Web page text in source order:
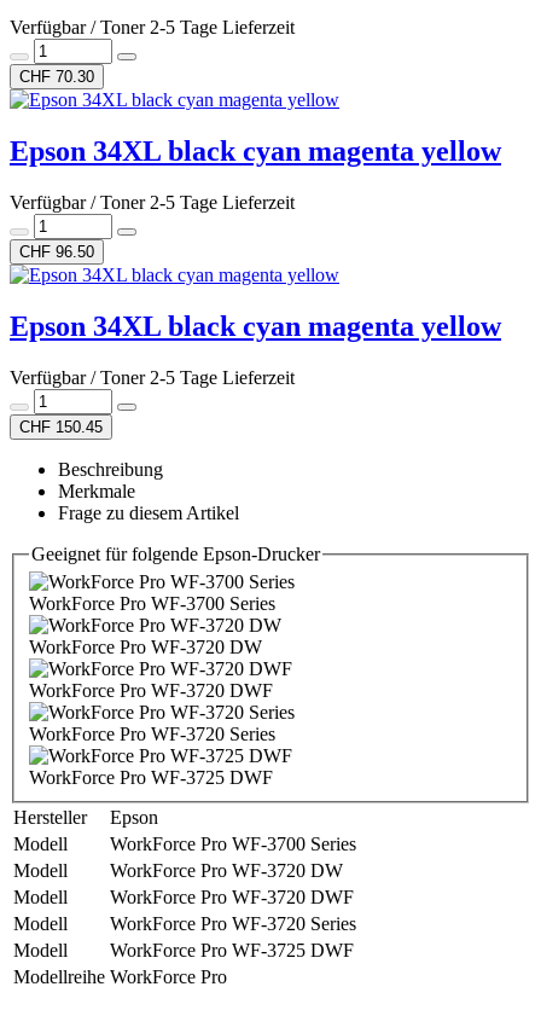
Verfügbar / Toner 2-5 Tage Lieferzeit
CHF 70.30
Epson 34XL black cyan magenta yellow
Verfügbar / Toner 2-5 Tage Lieferzeit
CHF 96.50
Epson 34XL black cyan magenta yellow
Verfügbar / Toner 2-5 Tage Lieferzeit
CHF 150.45
Beschreibung
Merkmale
Frage zu diesem Artikel
Geeignet für folgende Epson-Drucker
WorkForce Pro WF-3700 Series
WorkForce Pro WF-3720 DW
WorkForce Pro WF-3720 DWF
WorkForce Pro WF-3720 Series
WorkForce Pro WF-3725 DWF
Hersteller
Epson
Modell
WorkForce Pro WF-3700 Series
Modell
WorkForce Pro WF-3720 DW
Modell
WorkForce Pro WF-3720 DWF
Modell
WorkForce Pro WF-3720 Series
Modell
WorkForce Pro WF-3725 DWF
Modellreihe WorkForce Pro